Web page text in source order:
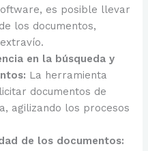
es posible llevar
los documentos,
en la búsqueda y
La herramienta
documentos de
agilizando los procesos
de los documentos: